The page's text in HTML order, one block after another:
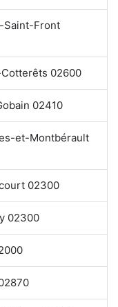
Saint-Front
02600
02410
et-Montbérault
02300
02300